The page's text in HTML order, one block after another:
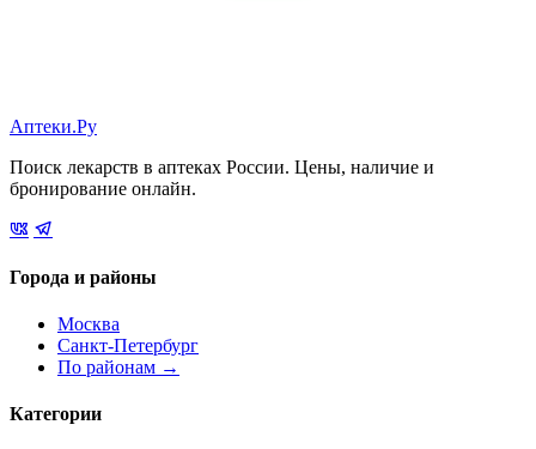
Аптеки.Ру
Поиск лекарств в аптеках России. Цены, наличие и
бронирование онлайн.
Города и районы
Москва
Санкт-Петербург
По районам →
Категории